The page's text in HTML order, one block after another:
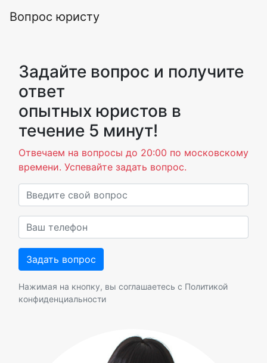
Вопрос юристу
Задайте вопрос и получите
ответ
опытных юристов в
течение 5 минут!
Отвечаем на вопросы до 20:00 по московскому
времени. Успевайте задать вопрос.
Нажимая на кнопку, вы соглашаетесь с Политикой
конфиденциальности